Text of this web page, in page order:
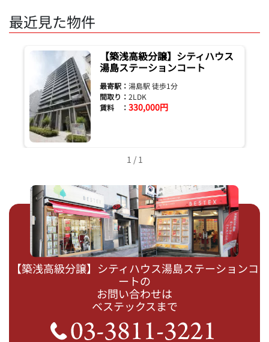
最近見た物件
【築浅高級分譲】シティハウス
湯島ステーションコート
最寄駅： 湯島駅 徒歩1分
間取り： 2LDK
賃料 ： 330,000円
1 / 1
【築浅高級分譲】シティハウス湯島ステーションコ
ートの
お問い合わせは
ベステックスまで